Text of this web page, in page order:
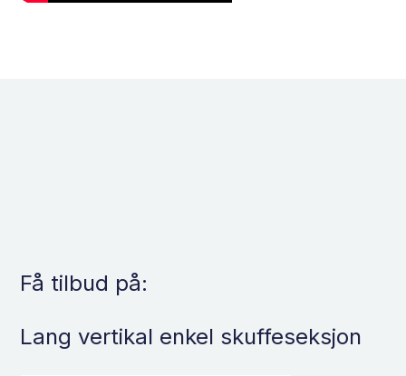
Få tilbud på:
Lang vertikal enkel skuffeseksjon